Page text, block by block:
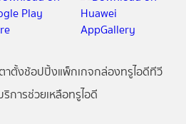
าตั้งช้อปปิ้งแพ็กเกจกล่องทรูไอดีทีวี
ริการช่วยเหลือทรูไอดี